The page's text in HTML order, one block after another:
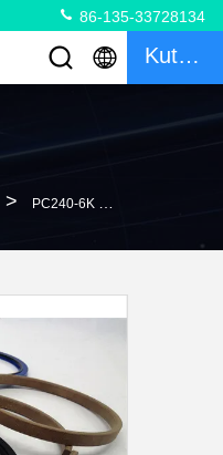
86-135-33728134
Kutipan
> PC240-6K PC240LC-6K Excavator Boom Arm Cylinder Seal Kit 206-63-K2120K 707-99-57200 NBR PU 707-99-58240